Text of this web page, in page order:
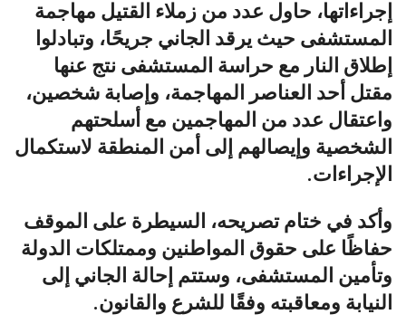
إجراءاتها، حاول عدد من زملاء القتيل مهاجمة
المستشفى حيث يرقد الجاني جريحًا، وتبادلوا
إطلاق النار مع حراسة المستشفى نتج عنها
مقتل أحد العناصر المهاجمة، وإصابة شخصين،
واعتقال عدد من المهاجمين مع أسلحتهم
الشخصية وإيصالهم إلى أمن المنطقة لاستكمال
الإجراءات.
وأكد في ختام تصريحه، السيطرة على الموقف
حفاظًا على حقوق المواطنين وممتلكات الدولة
وتأمين المستشفى، وستتم إحالة الجاني إلى
النيابة ومعاقبته وفقًا للشرع والقانون.